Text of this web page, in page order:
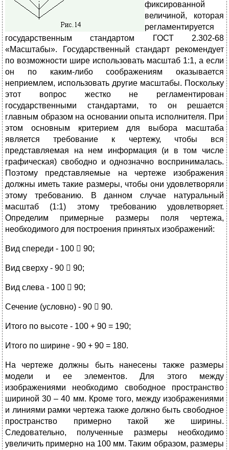
фиксированной
величиной, которая
регламентируется
государственным стандартом ГОСТ 2.302-68
«Масштабы». Государственный стандарт рекомендует
по возможности шире использовать масштаб 1:1, а если
он по каким-либо соображениям оказывается
неприемлем, использовать другие масштабы. Поскольку
этот вопрос жестко не регламентирован
государственными стандартами, то он решается
главным образом на основании опыта исполнителя. При
этом основным критерием для выбора масштаба
является требование к чертежу, чтобы вся
представляемая на нем информация (и в том числе
графическая) свободно и однозначно воспринималась.
Поэтому представляемые на чертеже изображения
должны иметь такие размеры, чтобы они удовлетворяли
этому требованию. В данном случае натуральный
масштаб (1:1) этому требованию удовлетворяет.
Определим примерные размеры поля чертежа,
необходимого для построения принятых изображений:
Вид спереди - 100  90;
Вид сверху - 90  90;
Вид слева - 100  90;
Сечение (условно) - 90  90.
Итого по высоте - 100 + 90 = 190;
Итого по ширине - 90 + 90 = 180.
На чертеже должны быть нанесены также размеры
модели и ее элементов. Для этого между
изображениями необходимо свободное пространство
шириной 30 – 40 мм. Кроме того, между изображениями
и линиями рамки чертежа также должно быть свободное
пространство примерно такой же ширины.
Следовательно, полученные размеры необходимо
увеличить примерно на 100 мм. Таким образом, размеры